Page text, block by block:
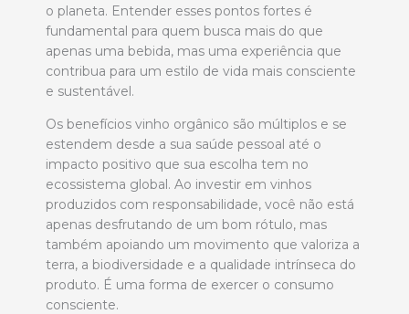
o planeta. Entender esses pontos fortes é
fundamental para quem busca mais do que
apenas uma bebida, mas uma experiência que
contribua para um estilo de vida mais consciente
e sustentável.
Os benefícios vinho orgânico são múltiplos e se
estendem desde a sua saúde pessoal até o
impacto positivo que sua escolha tem no
ecossistema global. Ao investir em vinhos
produzidos com responsabilidade, você não está
apenas desfrutando de um bom rótulo, mas
também apoiando um movimento que valoriza a
terra, a biodiversidade e a qualidade intrínseca do
produto. É uma forma de exercer o consumo
consciente.